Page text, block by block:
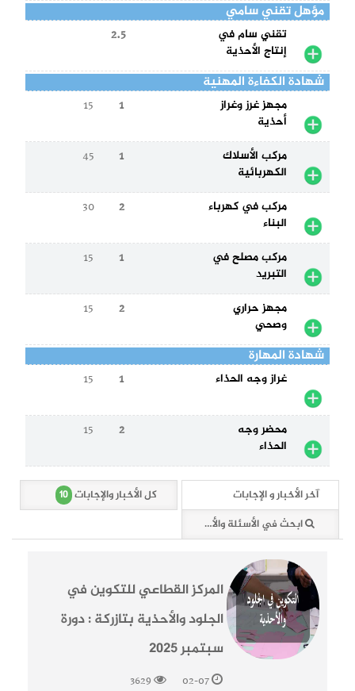
مؤهل تقني سامي
تقني سام في
إنتاج الأحذية
شهادة الكفاءة المهنية
مجهز غرز وغراز
أحذية
1
15
مركب الأسلاك
الكهربائية
1
45
مركب في كهرباء
البناء
2
30
مركب مصلح في
التبريد
1
15
مجهز حراري
وصحي
2
15
شهادة المهارة
غراز وجه الحذاء 1
15
محضر وجه
الحذاء
2
15
آخر الأخبار و الإجابات كل الأخبار والإجابات 10
ابحث في الأسئلة والأخبار (10 وثائق)
المركز القطاعي للتكوين في
الجلود والأحذية بتازركة : دورة
سبتمبر 2025
02-07